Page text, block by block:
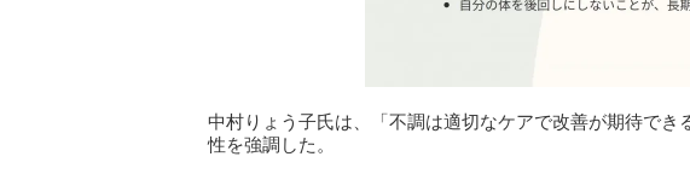
中村りょう子氏は、「不調は適切なケアで改善が期待で
性を強調した。